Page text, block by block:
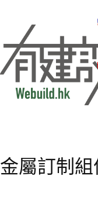
金屬訂制